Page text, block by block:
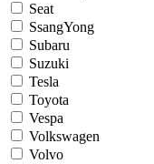
Seat
SsangYong
Subaru
Suzuki
Tesla
Toyota
Vespa
Volkswagen
Volvo